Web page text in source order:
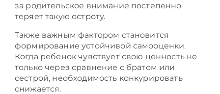
за родительское внимание постепенно
теряет такую остроту.
Также важным фактором становится
формирование устойчивой самооценки.
Когда ребенок чувствует свою ценность не
только через сравнение с братом или
сестрой, необходимость конкурировать
снижается.